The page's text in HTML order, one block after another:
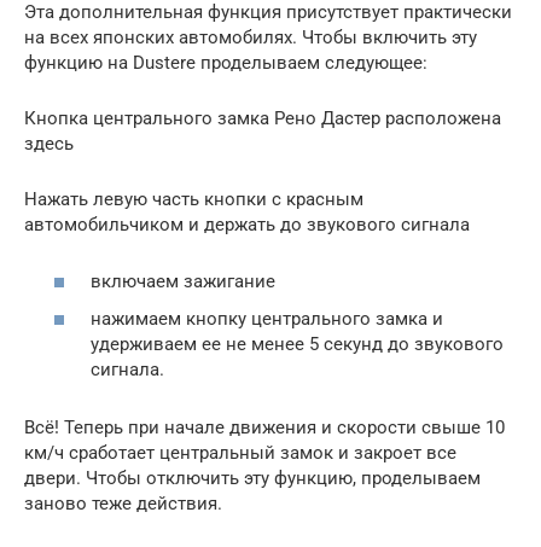
Эта дополнительная функция присутствует практически
на всех японских автомобилях. Чтобы включить эту
функцию на Dustere проделываем следующее:
Кнопка центрального замка Рено Дастер расположена
здесь
Нажать левую часть кнопки с красным
автомобильчиком и держать до звукового сигнала
включаем зажигание
нажимаем кнопку центрального замка и
удерживаем ее не менее 5 секунд до звукового
сигнала.
Всё! Теперь при начале движения и скорости свыше 10
км/ч сработает центральный замок и закроет все
двери. Чтобы отключить эту функцию, проделываем
заново теже действия.